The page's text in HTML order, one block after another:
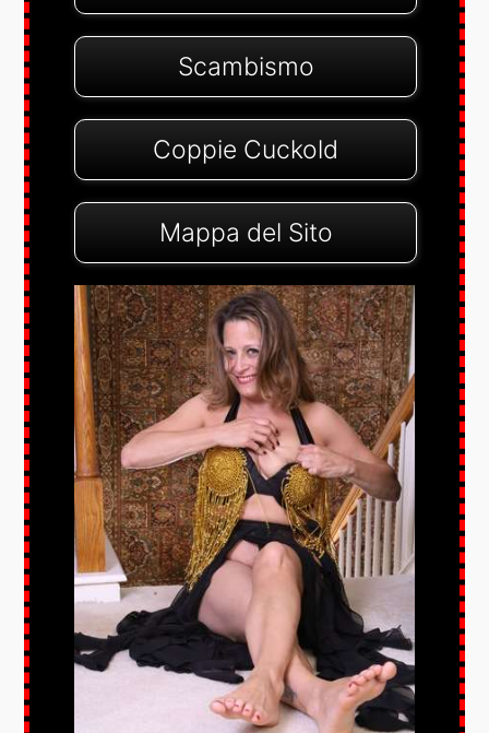
Scambismo
Coppie Cuckold
Mappa del Sito